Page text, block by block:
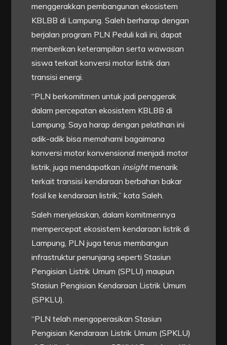
menggerakkan pembangunan ekosistem
KBLBB di Lampung. Saleh berharap dengan
berjalan program PLN Peduli kali ini, dapat
memberikan keterampilan serta wawasan
siswa terkait konversi motor listrik dan
transisi energi.
“PLN berkomitmen untuk jadi penggerak
dalam percepatan ekosistem KBLBB di
Lampung. Saya harap dengan pelatihan ini
adik-adik bisa memahami bagaimana
konversi motor konvensional menjadi motor
listrik, juga mendapatkan insightmenarik
terkait transisi kendaraan berbahan bakar
fosil ke kendaraan listrik,” kata Saleh.
Saleh menjelaskan, dalam komitmennya
mempercepat ekosistem kendaraan listrik di
Lampung, PLN juga terus membangun
infrastruktur penunjang seperti Stasiun
Pengisian Listrik Umum (SPLU) maupun
Stasiun Pengisian Kendaraan Listrik Umum
(SPKLU).
“PLN telah mengoperasikan Stasiun
Pengisian Kendaraan Listrik Umum (SPKLU)